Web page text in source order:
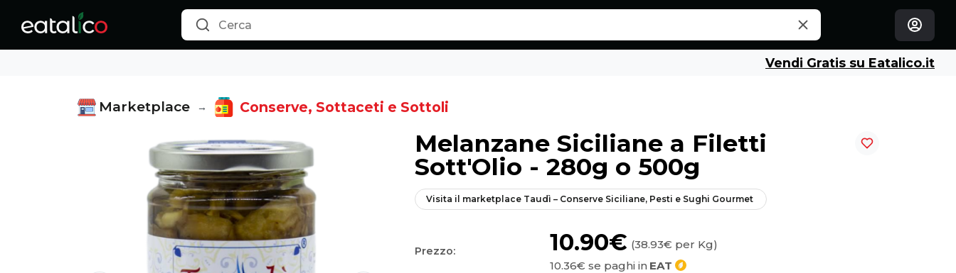
Vendi Gratis su Eatalico.it
Marketplace → Conserve, Sottaceti e Sottoli
Melanzane Siciliane a Filetti
Sott'Olio - 280g o 500g
Visita il marketplace Taudì – Conserve Siciliane, Pesti e Sughi Gourmet
Prezzo: 10.90€ (38.93€ per Kg)
10.36€ se paghi in EAT